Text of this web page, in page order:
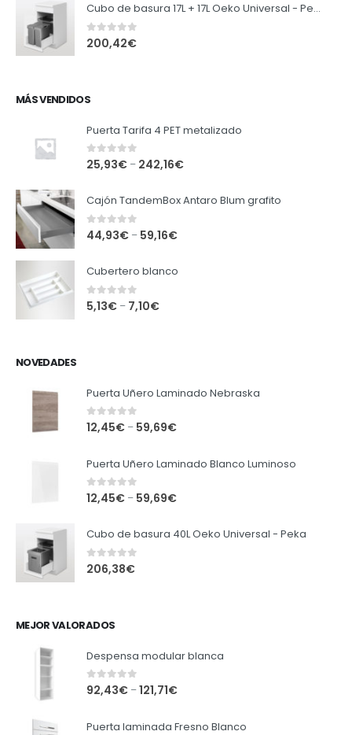
Cubo de basura 17L + 17L Oeko Universal - Peka
0out of 5
200,42€
MÁS VENDIDOS
Puerta Tarifa 4 PET metalizado
0out of 5
25,93€ – 242,16€
Cajón TandemBox Antaro Blum grafito
0out of 5
44,93€ – 59,16€
Cubertero blanco
0out of 5
5,13€ – 7,10€
NOVEDADES
Puerta Uñero Laminado Nebraska
0out of 5
12,45€ – 59,69€
Puerta Uñero Laminado Blanco Luminoso
0out of 5
12,45€ – 59,69€
Cubo de basura 40L Oeko Universal - Peka
0out of 5
206,38€
MEJOR VALORADOS
Despensa modular blanca
0out of 5
92,43€ –121,71€
Puerta laminada Fresno Blanco